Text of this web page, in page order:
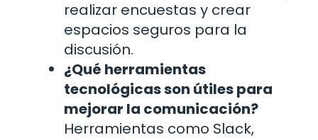
realizar encuestas y crear
espacios seguros para la
discusión.
¿Qué herramientas
tecnológicas son útiles para
mejorar la comunicación?
Herramientas como Slack,